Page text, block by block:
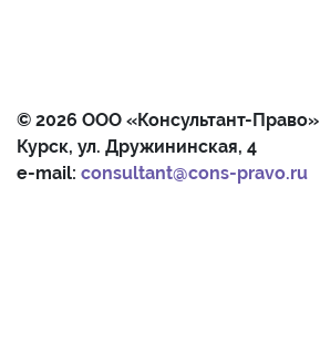
© 2026 ООО «Консультант-Право»
Курск, ул. Дружининская, 4
e-mail: consultant@cons-pravo.ru